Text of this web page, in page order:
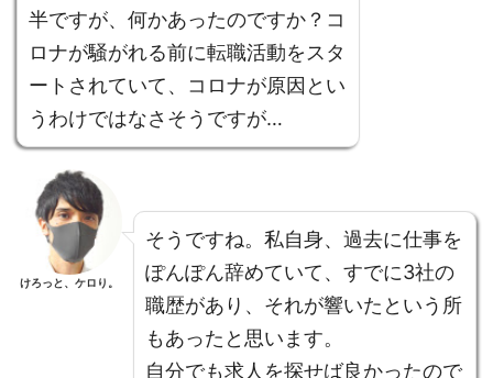
半ですが、何かあったのですか？コ
ロナが騒がれる前に転職活動をスタ
ートされていて、コロナが原因とい
うわけではなさそうですが…
けろっと、ケロり。
そうですね。私自身、過去に仕事を
ぽんぽん辞めていて、すでに3社の
職歴があり、それが響いたという所
もあったと思います。
自分でも求人を探せば良かったので